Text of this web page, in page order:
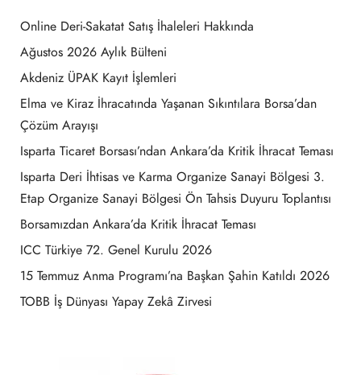
Online Deri-Sakatat Satış İhaleleri Hakkında
Ağustos 2026 Aylık Bülteni
Akdeniz ÜPAK Kayıt İşlemleri
Elma ve Kiraz İhracatında Yaşanan Sıkıntılara Borsa’dan
Çözüm Arayışı
Isparta Ticaret Borsası’ndan Ankara’da Kritik İhracat Teması
Isparta Deri İhtisas ve Karma Organize Sanayi Bölgesi 3.
Etap Organize Sanayi Bölgesi Ön Tahsis Duyuru Toplantısı
Borsamızdan Ankara’da Kritik İhracat Teması
ICC Türkiye 72. Genel Kurulu 2026
15 Temmuz Anma Programı’na Başkan Şahin Katıldı 2026
TOBB İş Dünyası Yapay Zekâ Zirvesi